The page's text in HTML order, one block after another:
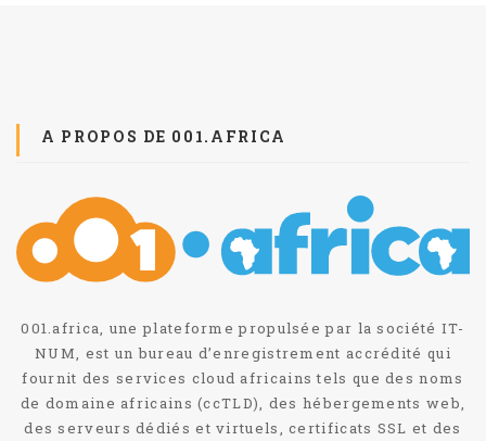
A PROPOS DE 001.AFRICA
001.africa, une plateforme propulsée par la société IT-
NUM, est un bureau d’enregistrement accrédité qui
fournit des services cloud africains tels que des noms
de domaine africains (ccTLD), des hébergements web,
des serveurs dédiés et virtuels, certificats SSL et des